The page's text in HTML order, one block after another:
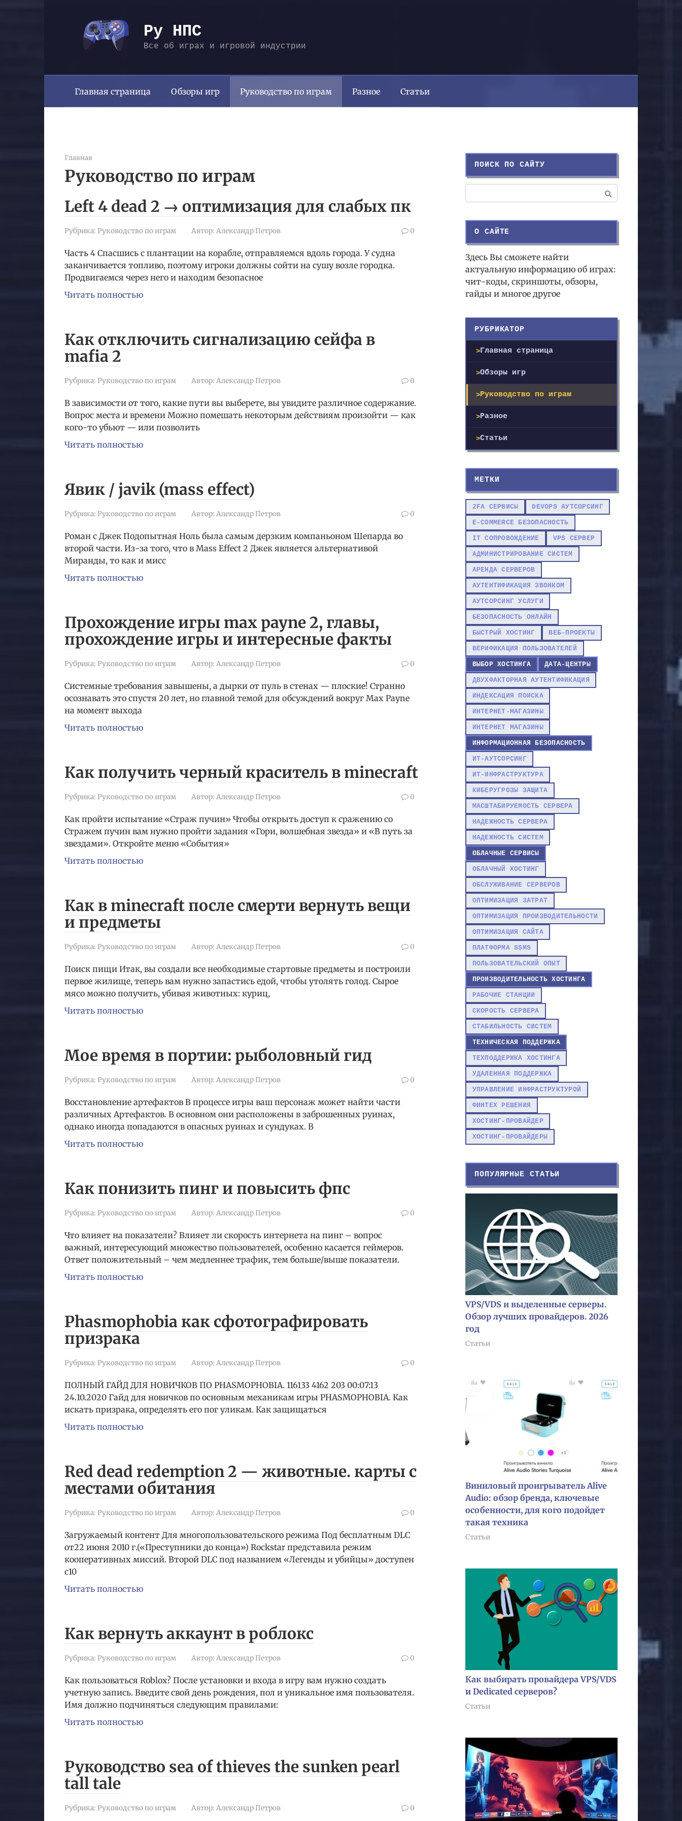
Ру НПС
Все об играх и игровой индустрии
Главная страница Обзоры игр Руководство по играм Разное Статьи
Главная
Руководство по играм
Left 4 dead 2 → оптимизация для слабых пк
Рубрика: Руководство по играм Автор: Александр Петров 0
Часть 4 Спасшись с плантации на корабле, отправляемся вдоль города. У судна
заканчивается топливо, поэтому игроки должны сойти на сушу возле городка.
Продвигаемся через него и находим безопасное
Читать полностью
Как отключить сигнализацию сейфа в
mafia 2
Рубрика: Руководство по играм Автор: Александр Петров 0
В зависимости от того, какие пути вы выберете, вы увидите различное содержание.
Вопрос места и времени Можно помешать некоторым действиям произойти — как
кого-то убьют — или позволить
Читать полностью
Явик / javik (mass effect)
Рубрика: Руководство по играм Автор: Александр Петров 0
Роман с Джек Подопытная Ноль была самым дерзким компаньоном Шепарда во
второй части. Из-за того, что в Mass Effect 2 Джек является альтернативой
Миранды, то как и мисс
Читать полностью
Прохождение игры max payne 2, главы,
прохождение игры и интересные факты
Рубрика: Руководство по играм Автор: Александр Петров 0
Системные требования завышены, а дырки от пуль в стенах — плоские! Странно
осознавать это спустя 20 лет, но главной темой для обсуждений вокруг Max Payne
на момент выхода
Читать полностью
Как получить черный краситель в minecraft
Рубрика: Руководство по играм Автор: Александр Петров 0
Как пройти испытание «Страж пучин» Чтобы открыть доступ к сражению со
Стражем пучин вам нужно пройти задания «Гори, волшебная звезда» и «В путь за
звездами». Откройте меню «События»
Читать полностью
Как в minecraft после смерти вернуть вещи
и предметы
Рубрика: Руководство по играм Автор: Александр Петров 0
Поиск пищи Итак, вы создали все необходимые стартовые предметы и построили
первое жилище, теперь вам нужно запастись едой, чтобы утолять голод. Сырое
мясо можно получить, убивая животных: куриц,
Читать полностью
Мое время в портии: рыболовный гид
Рубрика: Руководство по играм Автор: Александр Петров 0
Восстановление артефактов В процессе игры ваш персонаж может найти части
различных Артефактов. В основном они расположены в заброшенных руинах,
однако иногда попадаются в опасных руинах и сундуках. В
Читать полностью
Как понизить пинг и повысить фпс
Рубрика: Руководство по играм Автор: Александр Петров 0
Что влияет на показатели? Влияет ли скорость интернета на пинг – вопрос
важный, интересующий множество пользователей, особенно касается геймеров.
Ответ положительный – чем медленнее трафик, тем больше/выше показатели.
Читать полностью
Phasmophobia как сфотографировать
призрака
Рубрика: Руководство по играм Автор: Александр Петров 0
ПОЛНЫЙ ГАЙД ДЛЯ НОВИЧКОВ ПО PHASMOPHOBIA. 116133 4162 203 00:07:13
24.10.2020 Гайд для новичков по основным механикам игры PHASMOPHOBIA. Как
искать призрака, определять его пог уликам. Как защищаться
Читать полностью
Red dead redemption 2 — животные. карты с
местами обитания
Рубрика: Руководство по играм Автор: Александр Петров 0
Загружаемый контент Для многопользовательского режима Под бесплатным DLC
от22 июня 2010 г.(«Преступники до конца») Rockstar представила режим
кооперативных миссий. Второй DLC под названием «Легенды и убийцы» доступен
с10
Читать полностью
Как вернуть аккаунт в роблокс
Рубрика: Руководство по играм Автор: Александр Петров 0
Как пользоваться Roblox? После установки и входа в игру вам нужно создать
учетную запись. Введите свой день рождения, пол и уникальное имя пользователя.
Имя должно подчиняться следующим правилами:
Читать полностью
Руководство sea of ​​thieves the sunken pearl
tall tale
Рубрика: Руководство по играм Автор: Александр Петров 0
ПОИСК ПО САЙТУ
О САЙТЕ
Здесь Вы сможете найти
актуальную информацию об играх:
чит-коды, скриншоты, обзоры,
гайды и многое другое
РУБРИКАТОР
Главная страница
Обзоры игр
Руководство по играм
Разное
Статьи
МЕТКИ
2FA СЕРВИСЫ DEVOPS АУТСОРСИНГ
E-COMMERCE БЕЗОПАСНОСТЬ
IT СОПРОВОЖДЕНИЕ VPS СЕРВЕР
АДМИНИСТРИРОВАНИЕ СИСТЕМ
АРЕНДА СЕРВЕРОВ
АУТЕНТИФИКАЦИЯ ЗВОНКОМ
АУТСОРСИНГ УСЛУГИ
БЕЗОПАСНОСТЬ ОНЛАЙН
БЫСТРЫЙ ХОСТИНГ ВЕБ-ПРОЕКТЫ
ВЕРИФИКАЦИЯ ПОЛЬЗОВАТЕЛЕЙ
ВЫБОР ХОСТИНГА ДАТА-ЦЕНТРЫ
ДВУХФАКТОРНАЯ АУТЕНТИФИКАЦИЯ
ИНДЕКСАЦИЯ ПОИСКА
ИНТЕРНЕТ-МАГАЗИНЫ
ИНТЕРНЕТ МАГАЗИНЫ
ИНФОРМАЦИОННАЯ БЕЗОПАСНОСТЬ
ИТ-АУТСОРСИНГ
ИТ-ИНФРАСТРУКТУРА
КИБЕРУГРОЗЫ ЗАЩИТА
МАСШТАБИРУЕМОСТЬ СЕРВЕРА
НАДЕЖНОСТЬ СЕРВЕРА
НАДЕЖНОСТЬ СИСТЕМ
ОБЛАЧНЫЕ СЕРВИСЫ
ОБЛАЧНЫЙ ХОСТИНГ
ОБСЛУЖИВАНИЕ СЕРВЕРОВ
ОПТИМИЗАЦИЯ ЗАТРАТ
ОПТИМИЗАЦИЯ ПРОИЗВОДИТЕЛЬНОСТИ
ОПТИМИЗАЦИЯ САЙТА
ПЛАТФОРМА SSMS
ПОЛЬЗОВАТЕЛЬСКИЙ ОПЫТ
ПРОИЗВОДИТЕЛЬНОСТЬ ХОСТИНГА
РАБОЧИЕ СТАНЦИИ
СКОРОСТЬ СЕРВЕРА
СТАБИЛЬНОСТЬ СИСТЕМ
ТЕХНИЧЕСКАЯ ПОДДЕРЖКА
ТЕХПОДДЕРЖКА ХОСТИНГА
УДАЛЕННАЯ ПОДДЕРЖКА
УПРАВЛЕНИЕ ИНФРАСТРУКТУРОЙ
ФИНТЕХ РЕШЕНИЯ
ХОСТИНГ-ПРОВАЙДЕР
ХОСТИНГ-ПРОВАЙДЕРЫ
ПОПУЛЯРНЫЕ СТАТЬИ
VPS/VDS и выделенные серверы.
Обзор лучших провайдеров. 2026
год
Статьи
Виниловый проигрыватель Alive
Audio: обзор бренда, ключевые
особенности, для кого подойдет
такая техника
Статьи
Как выбирать провайдера VPS/VDS
и Dedicated серверов?
Статьи